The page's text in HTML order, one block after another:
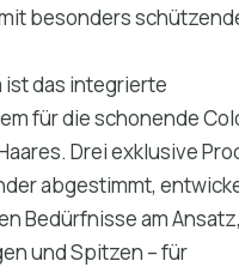
besonders
ist das integrierte
für die schonende
Drei exklusive
abgestimmt,
Bedürfnisse am
und Spitzen – für